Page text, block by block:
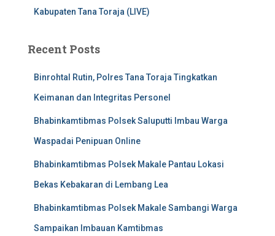
Kabupaten Tana Toraja (LIVE)
Recent Posts
Binrohtal Rutin, Polres Tana Toraja Tingkatkan
Keimanan dan Integritas Personel
Bhabinkamtibmas Polsek Saluputti Imbau Warga
Waspadai Penipuan Online
Bhabinkamtibmas Polsek Makale Pantau Lokasi
Bekas Kebakaran di Lembang Lea
Bhabinkamtibmas Polsek Makale Sambangi Warga
Sampaikan Imbauan Kamtibmas